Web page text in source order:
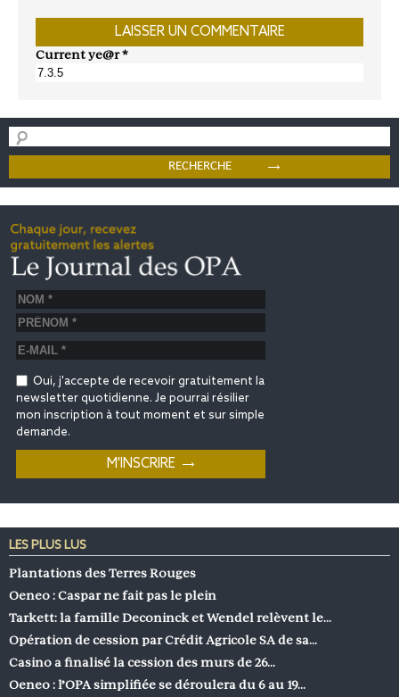
Current ye@r*
Oui, j'accepte de recevoir gratuitement la
newsletter quotidienne. Je pourrai résilier
mon inscription à tout moment et sur simple
demande.
LES PLUS LUS
Plantations des Terres Rouges
Oeneo : Caspar ne fait pas le plein
Tarkett: la famille Deconinck et Wendel relèvent le…
Opération de cession par Crédit Agricole SA de sa…
Casino a finalisé la cession des murs de 26…
Oeneo : l’OPA simplifiée se déroulera du 6 au 19…